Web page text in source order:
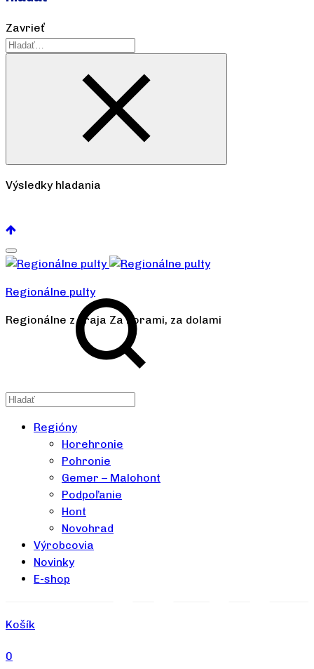
Zavrieť
Výsledky hladania
Regionálne pulty
Regionálne z kraja Za horami, za dolami
0
Regióny
Horehronie
Pohronie
Gemer – Malohont
Podpoľanie
Hont
Novohrad
Výrobcovia
Novinky
E-shop
Košík